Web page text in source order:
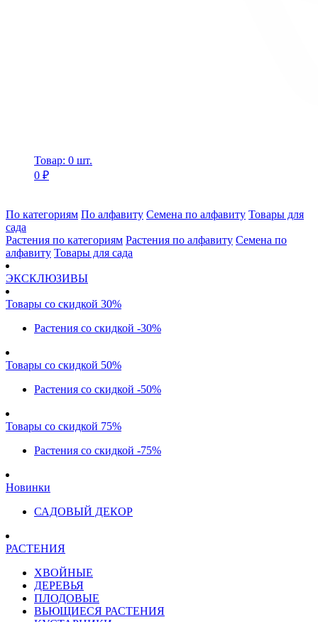
Товар: 0 шт.
0 ₽
По категориям По алфавиту Семена по алфавиту Товары для
сада
Растения по категориям Растения по алфавиту Семена по
алфавиту Товары для сада
ЭКСКЛЮЗИВЫ
Товары со скидкой 30%
Растения со скидкой -30%
Товары со скидкой 50%
Растения со скидкой -50%
Товары со скидкой 75%
Растения со скидкой -75%
Новинки
САДОВЫЙ ДЕКОР
РАСТЕНИЯ
ХВОЙНЫЕ
ДЕРЕВЬЯ
ПЛОДОВЫЕ
ВЬЮЩИЕСЯ РАСТЕНИЯ